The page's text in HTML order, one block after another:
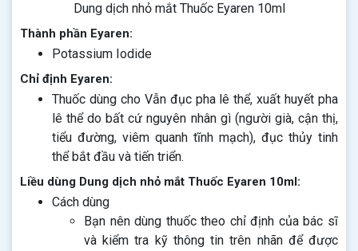
Dung dịch nhỏ mắt Thuốc Eyaren 10ml
Thành phần Eyaren:
Potassium Iodide
Chỉ định Eyaren:
Thuốc dùng cho Vẫn đục pha lê thể, xuất huyết pha
lê thể do bất cứ nguyên nhân gì (người già, cận thị,
tiểu đường, viêm quanh tĩnh mạch), đục thủy tinh
thể bắt đầu và tiến triển.
Liều dùng Dung dịch nhỏ mắt Thuốc Eyaren 10ml:
Cách dùng
Bạn nên dùng thuốc theo chỉ định của bác sĩ
và kiểm tra kỹ thông tin trên nhãn để được